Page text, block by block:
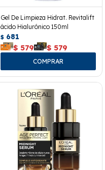
Gel De Limpieza Hidrat. Revitalift
ácido Hialurónico 150ml
$ 681
$ 579 $ 579